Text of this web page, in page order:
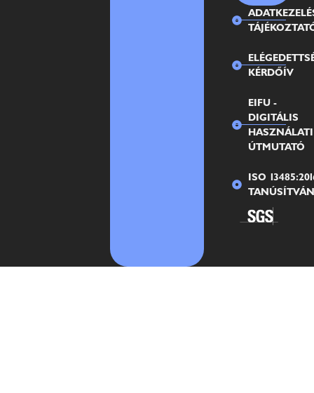
KÉRDŐÍV
EIFU -
DIGITÁLIS
HASZNÁLATI
ÚTMUTATÓ
ISO